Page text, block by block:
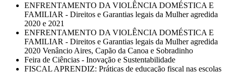
ENFRENTAMENTO DA VIOLÊNCIA DOMÉSTICA E
FAMILIAR - Direitos e Garantias legais da Mulher agredida
2020 e 2021
ENFRENTAMENTO DA VIOLÊNCIA DOMÉSTICA E
FAMILIAR - Direitos e Garantias legais da Mulher agredida
2020 Venâncio Aires, Capão da Canoa e Sobradinho
Feira de Ciências - Inovação e Sustentabilidade
FISCAL APRENDIZ: Práticas de educação fiscal nas escolas